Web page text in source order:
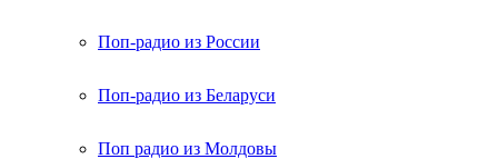
Поп-радио из России
Поп-радио из Беларуси
Поп радио из Молдовы